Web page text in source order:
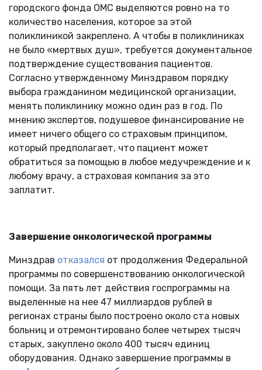
городского фонда ОМС выделяются ровно на то
количество населения, которое за этой
поликлиникой закреплено. А чтобы в поликлиниках
не было «мертвых душ», требуется документальное
подтверждение существования пациентов.
Согласно утвержденному Минздравом порядку
выбора гражданином медицинской организации,
менять поликлинику можно один раз в год. По
мнению экспертов, подушевое финансирование не
имеет ничего общего со страховым принципом,
который предполагает, что пациент может
обратиться за помощью в любое медучреждение и к
любому врачу, а страховая компания за это
заплатит.
Завершение онкологической программы
Минздрав отказался от продолжения Федеральной
программы по совершенствованию онкологической
помощи. За пять лет действия госпрограммы на
выделенные на нее 47 миллиардов рублей в
регионах страны было построено около ста новых
больниц и отремонтировано более четырех тысяч
старых, закуплено около 400 тысяч единиц
оборудования. Однако завершение программы в